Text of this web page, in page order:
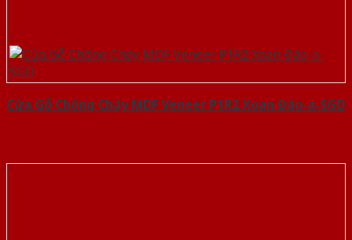
Cửa Gỗ Chống Cháy MDF Veneer P1R2 Xoan Đào-a-SGD